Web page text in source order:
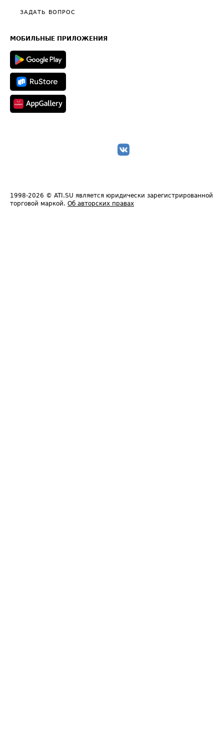
Общие положения
Полезное по перевозкам
Техническая информация
ЗАДАТЬ ВОПРОС
МОБИЛЬНЫЕ ПРИЛОЖЕНИЯ
1998-2026 © ATI.SU является юридически зарегистрированной
торговой маркой. Об авторских правах